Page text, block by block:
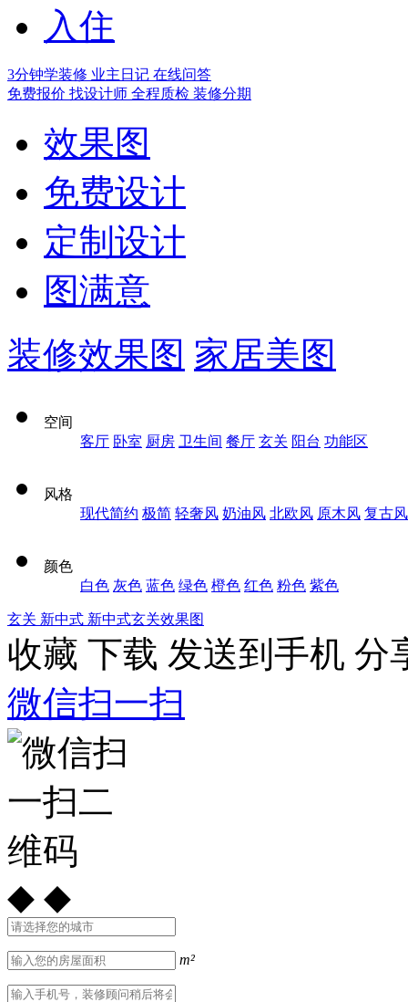
入住
3分钟学装修 业主日记 在线问答
免费报价 找设计师 全程质检 装修分期
效果图
免费设计
定制设计
图满意
装修效果图 家居美图
空间
客厅 卧室 厨房 卫生间 餐厅 玄关 阳台 功能区
风格
现代简约 极简 轻奢风 奶油风 北欧风 原木风 复古风
颜色
白色 灰色 蓝色 绿色 橙色 红色 粉色 紫色
玄关 新中式 新中式玄关效果图
收藏 下载 发送到手机 分
微信扫一扫
◆ ◆
m²